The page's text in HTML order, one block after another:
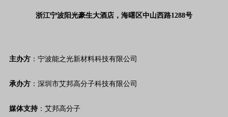
浙江宁波阳光豪生大酒店，海曙区中山西路1288号
主办方 ：宁波能之光新材料科技有限公司
承办方 ：深圳市艾邦高分子科技有限公司
媒体支持 ：艾邦高分子